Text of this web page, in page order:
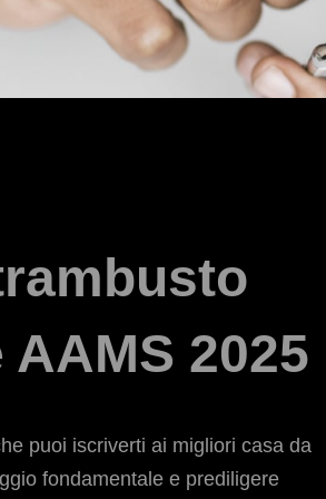
2025
puoi iscriverti ai migliori casa da
fondamentale e prediligere